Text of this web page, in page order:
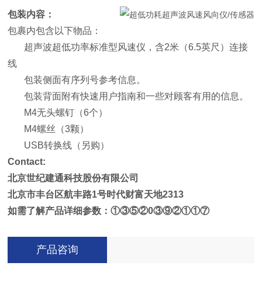
包装内容：
包裹内包含以下物品：
超声波超低功率标准型风速仪，含2米（6.5英尺）连接
线
包装侧面有序列号参考信息。
包装背面附有快速用户指南和一些对顾客有用的信息。
M4无头螺钉（6个）
M4螺丝（3颗）
USB转换线（另购）
Contact:
北京世纪建通科技股份有限公司
北京市丰台区航丰路1号时代财富天地2313
如需了解产品详细参数 ：①③⑤②0③⑨②①①⑦
产品咨询